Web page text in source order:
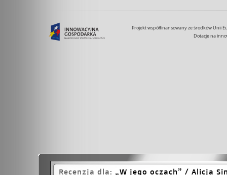
Projekt współfinansowany ze środków Unii
Dotacje na
Recenzja dla: W jego oczach / Alicja